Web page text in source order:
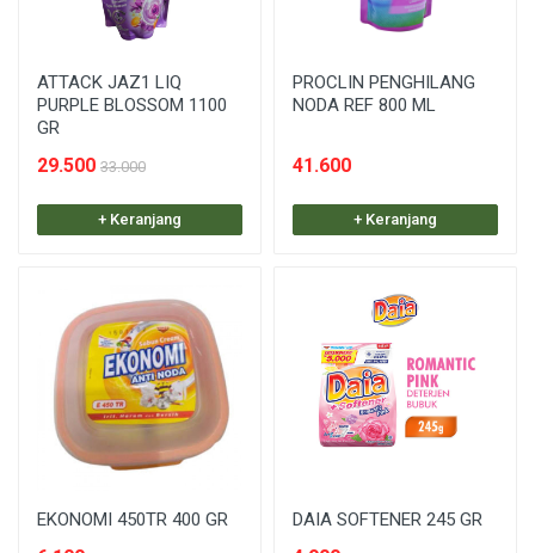
ATTACK JAZ1 LIQ
PURPLE BLOSSOM 1100
GR
29.500 33.000
+ Keranjang
PROCLIN PENGHILANG
NODA REF 800 ML
41.600
+ Keranjang
EKONOMI 450TR 400 GR DAIA SOFTENER 245 GR